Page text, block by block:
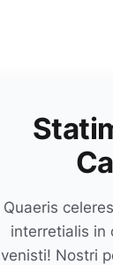
Quaeris
interretialis in
venisti! Nostri